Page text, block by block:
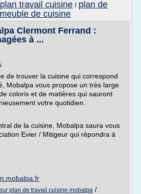
travail cuisine / plan de
de cuisine
Clermont Ferrand :
à ...
de trouver la cuisine qui correspond
Mobalpa vous propose un très large
coloris et de matières qui sauront
votre quotidien.
de la cuisine, Mobalpa saura vous
Evier / Mitigeur qui répondra à
plan de travail cuisine mobalpa /